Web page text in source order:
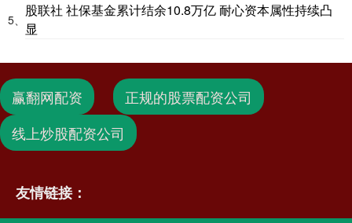
5、
股联社 社保基金累计结余10.8万亿 耐心资本属性持续凸
显
赢翻网配资
正规的股票配资公司
线上炒股配资公司
友情链接：